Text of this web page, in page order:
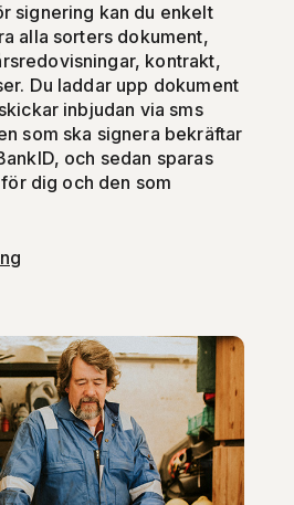
signering kan du enkelt
alla sorters dokument,
kontrakt,
Du laddar upp dokument
inbjudan via sms
som ska signera bekräftar
och sedan sparas
dig och den som